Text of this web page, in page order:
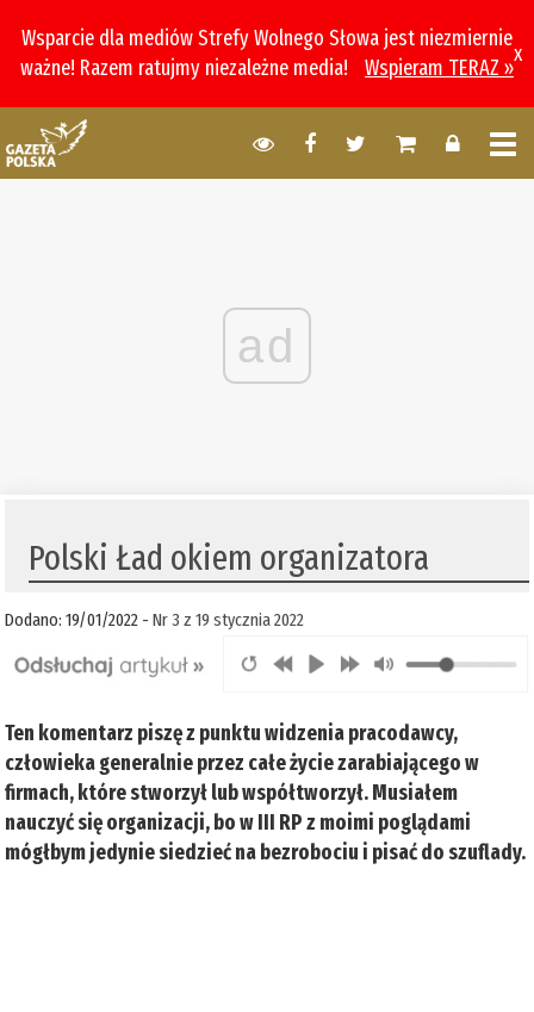
Wsparcie dla mediów Strefy Wolnego Słowa jest niezmiernie
ważne! Razem ratujmy niezależne media!
Wspieram TERAZ »
x
ad
Polski Ład okiem organizatora
Dodano: 19/01/2022 -Nr 3 z 19 stycznia 2022
Ten komentarz piszę z punktu widzenia pracodawcy,
człowieka generalnie przez całe życie zarabiającego w
firmach, które stworzył lub współtworzył. Musiałem
nauczyć się organizacji, bo w III RP z moimi poglądami
mógłbym jedynie siedzieć na bezrobociu i pisać do szuflady.